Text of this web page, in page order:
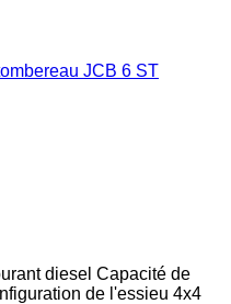
JCB 6 ST
diesel Capacité de
de l'essieu 4x4